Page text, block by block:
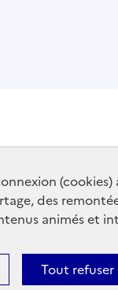
des
animés et
Tout refuser